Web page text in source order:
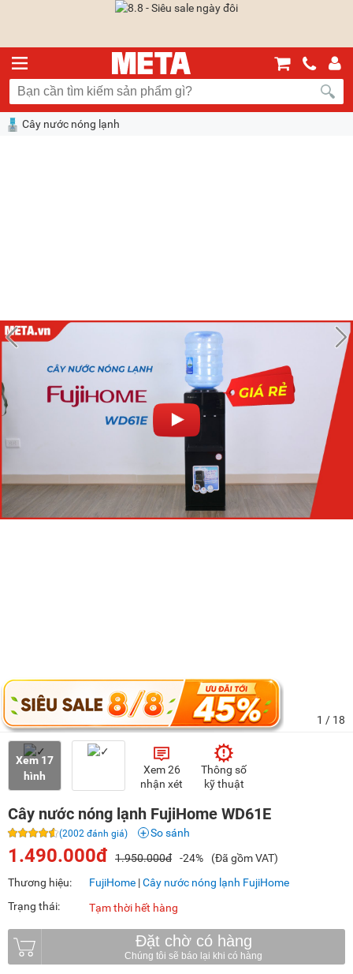
Cây nước nóng lạnh
1 / 18
Xem 17
hình
Xem 26
nhận xét
Thông số
kỹ thuật
Cây nước nóng lạnh FujiHome WD61E
(2002 đánh giá) So sánh
1.490.000đ 1.950.000đ -24%
(Đã gồm VAT)
Thương hiệu:
FujiHome |Cây nước nóng lạnh FujiHome
Trạng thái:
Tạm thời hết hàng
Đặt chờ có hàng